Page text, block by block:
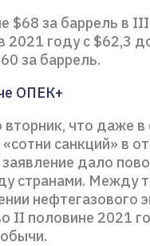
$68 за баррель в
2021 году с $62,3
за баррель.
ОПЕК+
что даже в
санкций» в
заявление дало
странами. Между
нефтегазового
II половине 2021